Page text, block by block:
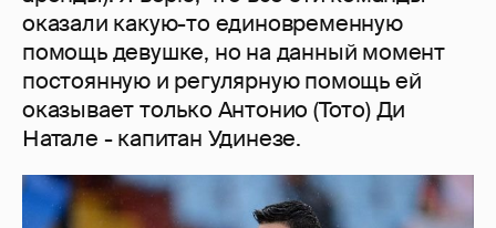
оказали какую-то единовременную
помощь девушке, но на данный момент
постоянную и регулярную помощь ей
оказывает только Антонио (Тото) Ди
Натале - капитан Удинезе.